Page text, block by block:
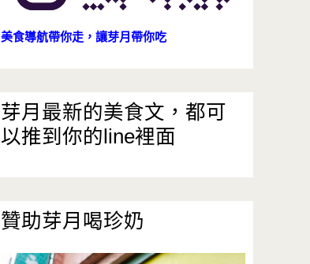
美食導航帶你走，讓芽月帶你吃
芽月最新的美食文，都可
以推到你的line裡面
贊助芽月喝珍奶